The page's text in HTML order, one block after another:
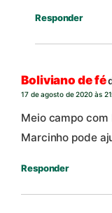
Responder
Boliviano de fé
17 de agosto de 2020 às
Meio campo com
Marcinho pode
Responder